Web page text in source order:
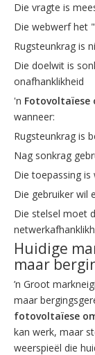
Die vragte is
Die webwerf het
Rugsteunkrag is
Die doelwit is
onafhanklikheid
'n Fotovoltaïese
wanneer:
Rugsteunkrag is
Nag sonkrag
Die toepassing
Die gebruiker wil
Die stelsel moet
Huidige
maar
’n Groot
maar
fotovoltaïese
kan werk, maar
weerspieël die